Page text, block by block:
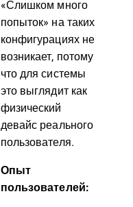
«Слишком много
попыток» на таких
конфигурациях не
возникает, потому
что для системы
это выглядит как
физический
девайс реального
пользователя.
Опыт
пользователей: